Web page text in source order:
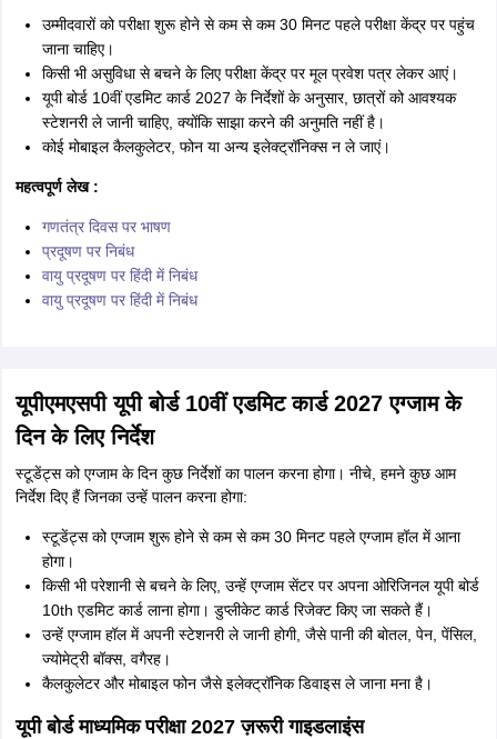
उम्मीदवारों को परीक्षा शुरू होने से कम से कम 30 मिनट पहले परीक्षा केंद्र पर पहुंच
जाना चाहिए।
किसी भी असुविधा से बचने के लिए परीक्षा केंद्र पर मूल प्रवेश पत्र लेकर आएं।
यूपी बोर्ड 10वीं एडमिट कार्ड 2027 के निर्देशों के अनुसार, छात्रों को आवश्यक
स्टेशनरी ले जानी चाहिए, क्योंकि साझा करने की अनुमति नहीं है।
कोई मोबाइल कैलकुलेटर, फोन या अन्य इलेक्ट्रॉनिक्स न ले जाएं।
महत्वपूर्ण लेख :
गणतंत्र दिवस पर भाषण
प्रदूषण पर निबंध
वायु प्रदूषण पर हिंदी में निबंध
वायु प्रदूषण पर हिंदी में निबंध
यूपीएमएसपी यूपी बोर्ड 10वीं एडमिट कार्ड 2027 एग्जाम के
दिन के लिए निर्देश
स्टूडेंट्स को एग्जाम के दिन कुछ निर्देशों का पालन करना होगा। नीचे, हमने कुछ आम
निर्देश दिए हैं जिनका उन्हें पालन करना होगा:
स्टूडेंट्स को एग्जाम शुरू होने से कम से कम 30 मिनट पहले एग्जाम हॉल में आना
होगा।
किसी भी परेशानी से बचने के लिए, उन्हें एग्जाम सेंटर पर अपना ओरिजिनल यूपी बोर्ड
10th एडमिट कार्ड लाना होगा। डुप्लीकेट कार्ड रिजेक्ट किए जा सकते हैं।
उन्हें एग्जाम हॉल में अपनी स्टेशनरी ले जानी होगी, जैसे पानी की बोतल, पेन, पेंसिल,
ज्योमेट्री बॉक्स, वगैरह।
कैलकुलेटर और मोबाइल फोन जैसे इलेक्ट्रॉनिक डिवाइस ले जाना मना है।
यूपी बोर्ड माध्यमिक परीक्षा 2027 ज़रूरी गाइडलाइंस